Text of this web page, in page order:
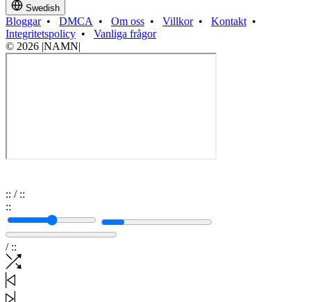
Swedish
Bloggar• DMCA • Om oss • Villkor• Kontakt •
Integritetspolicy • Vanliga frågor
© 2026 |NAMN|
:: / ::
::
/ ::